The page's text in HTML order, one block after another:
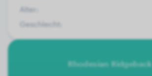
Alter:
Geschlecht:
Rhodesian Ridgeback